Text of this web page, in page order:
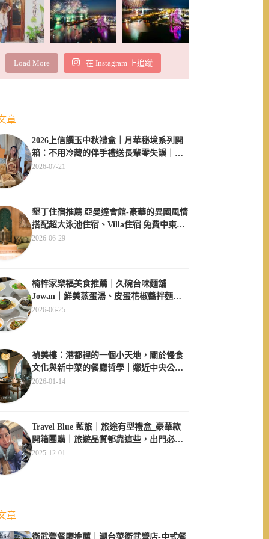
Load More 在 Instagram 上追蹤
章
2026上信饌玉中秋禮盒｜月華秘境系列開
箱：不用冷藏的伴手禮送長輩零失誤｜素
食伴手禮推薦
2026-07-21
墾丁住宿推薦|亞曼達會館-豪華的異國風情
搭配超大泳池住宿、Villa住宿|免費中東服
飾體驗
2026-06-29
楠梓家樂福美食推薦｜久碗台味麵舖
Jowan｜鮮美蒸蛋湯、皮蛋花椒醬拌麵必
點、午間用餐不休息超方便
2026-06-25
禎美樓：港都裡的一個小天地，關於慢食
文化與新中菜的餐廳哲學｜鄰近中央公
園、大同醫院
2026-01-14
Travel Blue 藍旅｜旅途有型禮盒_豪華款
開箱團購｜旅遊品質都靠這些，出門必備
四件套
2025-12-01
章
衛武營餐廳推薦｜潮台菜衛武營店-中式餐